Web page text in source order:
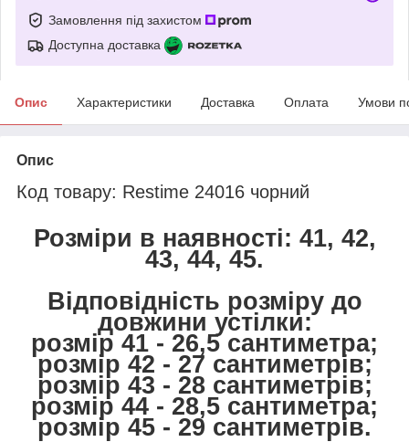
Замовлення під захистом
Доступна доставка
Опис Характеристики Доставка Оплата Умови
Опис
Код товару: Restime 24016 чорний
Розміри в наявності: 41, 42,
43, 44, 45.
Відповідність розміру до
довжини устілки:
розмір 41 - 26,5 сантиметра;
розмір 42 - 27 сантиметрів;
розмір 43 - 28 сантиметрів;
розмір 44 - 28,5 сантиметра;
розмір 45 - 29 сантиметрів.